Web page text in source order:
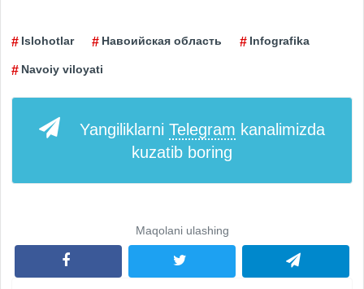
Islohotlar Навоийская область Infografika
Navoiy viloyati
Yangiliklarni Telegram kanalimizda
kuzatib boring
Maqolani ulashing